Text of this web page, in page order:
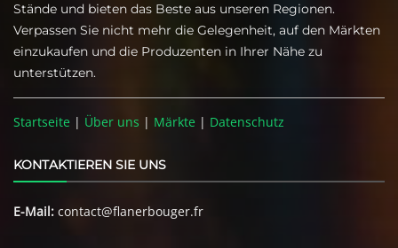
Stände und bieten das Beste aus unseren Regionen.
Verpassen Sie nicht mehr die Gelegenheit, auf den Märkten
einzukaufen und die Produzenten in Ihrer Nähe zu
unterstützen.
Startseite | Über uns | Märkte | Datenschutz
KONTAKTIEREN SIE UNS
E-Mail: contact@flanerbouger.fr